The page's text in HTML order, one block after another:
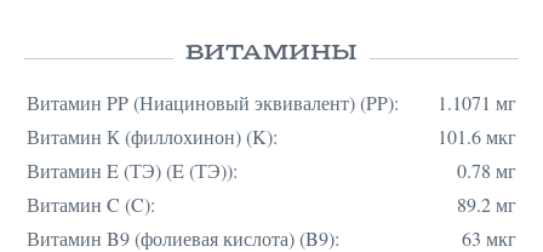
ВИТАМИНЫ
Витамин PP (Ниациновый эквивалент) (PP):
1.1071 мг
Витамин К (филлохинон) (K):
101.6 мкг
Витамин E (ТЭ) (E (ТЭ)):
0.78 мг
Витамин C (C):
89.2 мг
Витамин B9 (фолиевая кислота) (B9):
63 мкг